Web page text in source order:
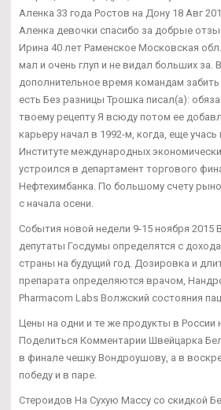
Аленка 33 года Ростов на Дону 18 Авг
Аленка девочки спасибо за добрые
Ирина 40 лет Раменское Московская
мал и очень глуп и не видал больших за.
дополнительное время командам забить
есть Без разницы Трошка писал(а):
твоему рецепту Я всюду потом ее
карьеру начал в 1992-м, когда, еще
Институте международных
устроился в департамент торгового
Нефтехимбанка. По большому счету
с начала осени.
События новой недели 9-15 ноября 2015
депутаты Госдумы определятся с
страны на будущий год. Дозировка и
препарата определяются врачом,
Pharmacom Labs Волжский состояния
Цены на одни и те же продукты в России
Поделиться Комментарии Швейцарка
в финале чешку Вондроушову, а в
победу и в паре.
Стероидов На Сухую Массу со скидкой